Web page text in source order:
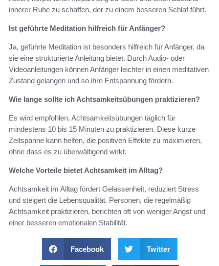
innerer Ruhe zu schaffen, der zu einem besseren Schlaf führt.
Ist geführte Meditation hilfreich für Anfänger?
Ja, geführte Meditation ist besonders hilfreich für Anfänger, da
sie eine strukturierte Anleitung bietet. Durch Audio- oder
Videoanleitungen können Anfänger leichter in einen meditativen
Zustand gelangen und so ihre Entspannung fördern.
Wie lange sollte ich Achtsamkeitsübungen praktizieren?
Es wird empfohlen, Achtsamkeitsübungen täglich für
mindestens 10 bis 15 Minuten zu praktizieren. Diese kurze
Zeitspanne kann helfen, die positiven Effekte zu maximieren,
ohne dass es zu überwältigend wirkt.
Welche Vorteile bietet Achtsamkeit im Alltag?
Achtsamkeit im Alltag fördert Gelassenheit, reduziert Stress
und steigert die Lebensqualität. Personen, die regelmäßig
Achtsamkeit praktizieren, berichten oft von weniger Angst und
einer besseren emotionalen Stabilität.
Facebook Twitter